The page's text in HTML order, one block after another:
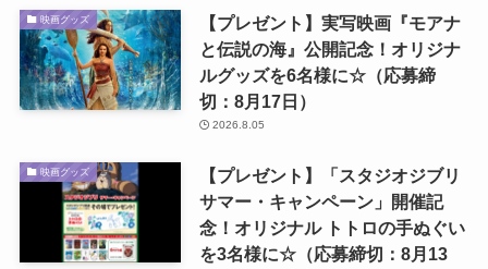
映画グッズ
【プレゼント】実写映画『モアナ
と伝説の海』公開記念！オリジナ
ルグッズを6名様に☆（応募締
切：8月17日）
2026.8.05
映画グッズ
【プレゼント】「スタジオジブリ
サマー・キャンペーン」開催記
念！オリジナル トトロの手ぬぐい
を3名様に☆（応募締切：8月13